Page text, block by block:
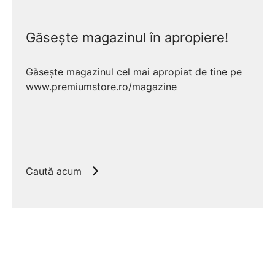
Găsește magazinul în apropiere!
Găsește magazinul cel mai apropiat de tine pe
www.premiumstore.ro/magazine
Caută acum